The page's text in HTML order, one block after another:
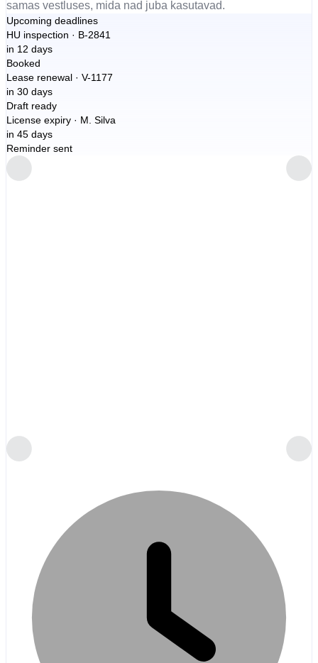
samas vestluses, mida nad juba kasutavad.
Upcoming deadlines
HU inspection · B-2841
in 12 days
Booked
Lease renewal · V-1177
in 30 days
Draft ready
License expiry · M. Silva
in 45 days
Reminder sent